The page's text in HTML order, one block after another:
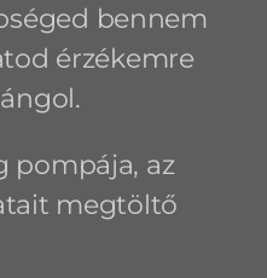
bennem
érzékemre
pompája, az
megtöltő